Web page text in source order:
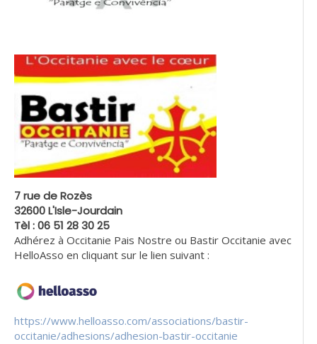
7 rue de Rozès
32600 L'Isle-Jourdain
Tèl : 06 51 28 30 25
Adhérez à Occitanie Pais Nostre ou Bastir Occitanie avec
HelloAsso en cliquant sur le lien suivant :
https://www.helloasso.com/associations/bastir-
occitanie/adhesions/adhesion-bastir-occitanie